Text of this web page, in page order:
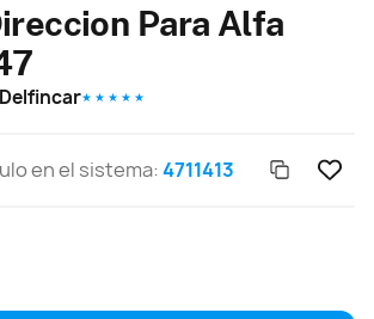
Para Alfa
Delfincar★ ★ ★ ★ ★
en el sistema:4711413